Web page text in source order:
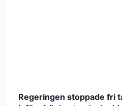
Regeringen stoppade fri